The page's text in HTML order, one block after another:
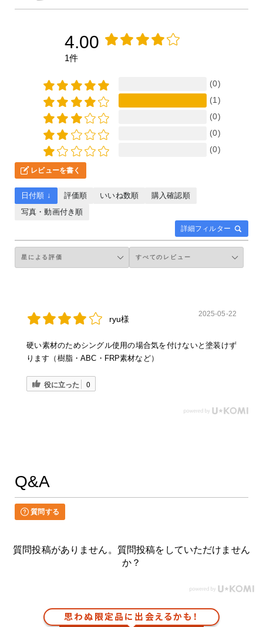
4.00
1件
(0)
(1)
(0)
(0)
(0)
レビューを書く
詳細フィルター
日付順 ↓ 評価順 いいね数順
購入確認順
写真・動画付き順
ryu様
2025-05-22
硬い素材のためシングル使用の場合気を付けないと塗装けず
ります（樹脂・ABC・FRP素材など）
役に立った 0
Q&A
質問する
質問投稿がありません。質問投稿をしていただけません
か？
思わぬ限定品に出会えるかも！